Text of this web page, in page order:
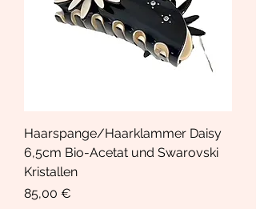
Haarspange/Haarklammer Daisy
6,5cm Bio-Acetat und Swarovski
Kristallen
Preis
85,00 €